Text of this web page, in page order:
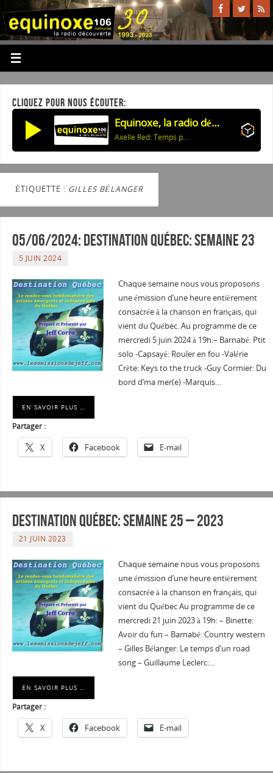
CLIQUEZ POUR NOUS ÉCOUTER:
Equinoxe, la radio découverte
Axelle Red: Temps pour nous
ÉTIQUETTE : GILLES BÉLANGER
05/06/2024: Destination Québec: semaine 23
5 JUIN 2024
Chaque semaine nous vous proposons
une émission d’une heure entièrement
consacrée à la chanson en français, qui
vient du Québec. Au programme de ce
mercredi 5 juin 2024 à 19h:– Barnabé: Ptit
solo -Capsayé: Rouler en fou -Valérie
Crète: Keys to the truck -Guy Cormier: Du
bord d’ma mer(e) -Marquis…
EN SAVOIR PLUS …
Partager :
X Facebook E-mail
Destination Québec: Semaine 25 – 2023
21 JUIN 2023
Chaque semaine nous vous proposons
une émission d’une heure entièrement
consacrée à la chanson en français, qui
vient du Québec Au programme de ce
mercredi 21 juin 2023 à 19h: – Binette:
Avoir du fun – Barnabé: Country western
– Gilles Bélanger: Le temps d’un road
song – Guillaume Leclerc:…
EN SAVOIR PLUS …
Partager :
X Facebook E-mail